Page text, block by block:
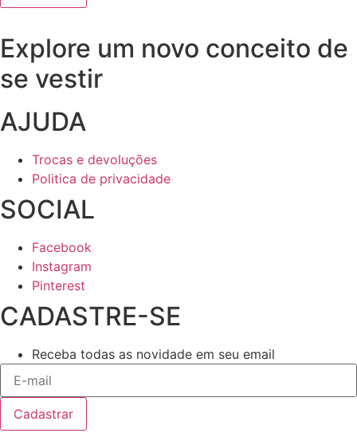
Explore um novo conceito de
se vestir
AJUDA
Trocas e devoluções
Politica de privacidade
SOCIAL
Facebook
Instagram
Pinterest
CADASTRE-SE
Receba todas as novidade em seu email
Cadastrar